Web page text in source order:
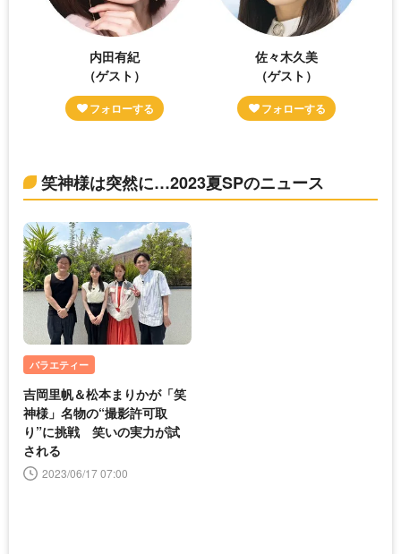
内田有紀
（ゲスト）
佐々木久美
（ゲスト）
笑神様は突然に…2023夏SPのニュース
バラエティー
吉岡里帆＆松本まりかが「笑
神様」名物の“撮影許可取
り”に挑戦 笑いの実力が試
される
2023/06/17 07:00